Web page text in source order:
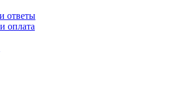
ответы
оплата